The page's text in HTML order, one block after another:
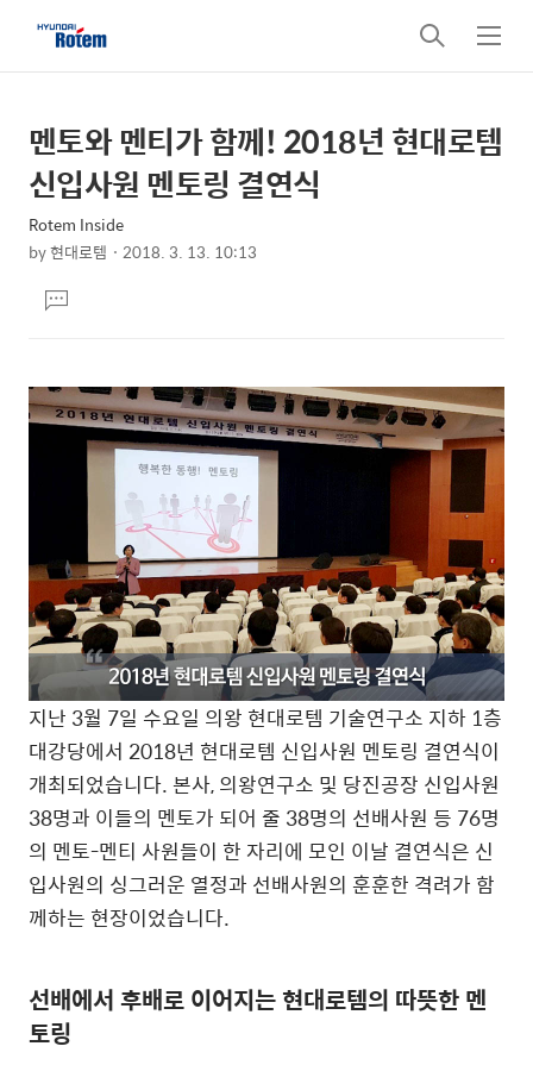
검
색
메
뉴
상
세
컨
텐
본
문
제
목
멘토와 멘티가 함께! 2018년 현대로템
신입사원 멘토링 결연식
Rotem Inside
by현대로템 2018. 3. 13. 10:13
문댓
글
지난 3월 7일 수요일 의왕 현대로템 기술연구소 지하 1층
대강당에서 2018년 현대로템 신입사원 멘토링 결연식이
개최되었습니다. 본사, 의왕연구소 및 당진공장 신입사원
38명과 이들의 멘토가 되어 줄 38명의 선배사원 등 76명
의 멘토-멘티 사원들이 한 자리에 모인 이날 결연식은 신
입사원의 싱그러운 열정과 선배사원의 훈훈한 격려가 함
께하는 현장이었습니다.
선배에서 후배로 이어지는 현대로템의 따뜻한 멘
토링